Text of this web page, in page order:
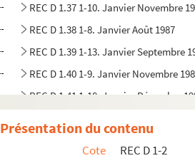
REC D 1.37 1-10. Janvier Novembre
REC D 1.38 1-8. Janvier Août 1987
REC D 1.39 1-13. Janvier Septembre
REC D 1.40 1-9. Janvier Novembre
REC D 1.41 1-18. Janvier Décembre
Présentation du contenu
Cote
REC D 1-2